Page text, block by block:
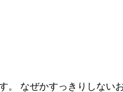
。 なぜかすっきりしな